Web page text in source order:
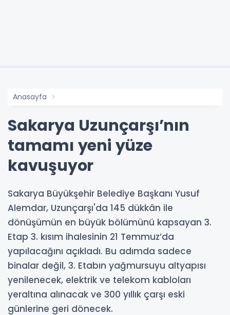
Anasayfa
Sakarya Uzunçarşı’nın
tamamı yeni yüze
kavuşuyor
Sakarya Büyükşehir Belediye Başkanı Yusuf
Alemdar, Uzunçarşı'da 145 dükkân ile
dönüşümün en büyük bölümünü kapsayan 3.
Etap 3. kısım ihalesinin 21 Temmuz’da
yapılacağını açıkladı. Bu adımda sadece
binalar değil, 3. Etabın yağmursuyu altyapısı
yenilenecek, elektrik ve telekom kabloları
yeraltına alınacak ve 300 yıllık çarşı eski
günlerine geri dönecek.